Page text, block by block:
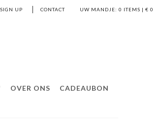
UW MANDJE: 0 ITEMS | € 0
SIGN UP CONTACT
OVER ONS CADEAUBON